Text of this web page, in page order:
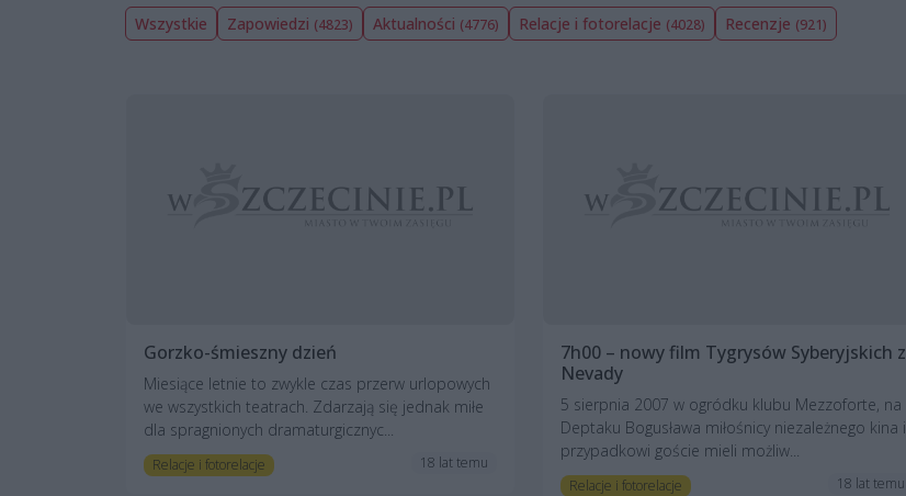
Wszystkie Zapowiedzi (4823) Aktualności (4776) Relacje i fotorelacje (4028) Recenzje (921)
Gorzko-śmieszny dzień
Miesiące letnie to zwykle czas przerw urlopowych
we wszystkich teatrach. Zdarzają się jednak miłe
dla spragnionych dramaturgicznyc...
Relacje i fotorelacje 18 lat temu
7h00 – nowy film Tygrysów Syberyjskich z
Nevady
5 sierpnia 2007 w ogródku klubu Mezzoforte, na
Deptaku Bogusława miłośnicy niezależnego kina i
przypadkowi goście mieli możliw...
Relacje i fotorelacje 18 lat temu